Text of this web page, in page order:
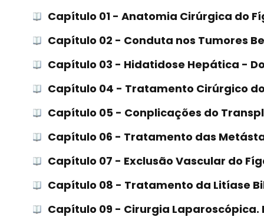
Capítulo 01 - Anatomia Cirúrgica do
Capítulo 02 - Conduta nos Tumores
Capítulo 03 - Hidatidose Hepática -
Capítulo 04 - Tratamento Cirúrgico
Capítulo 05 - Conplicações do
Capítulo 06 - Tratamento das
Capítulo 07 - Exclusão Vascular do
Capítulo 08 - Tratamento da Litíase
Capítulo 09 - Cirurgia Laparoscópica.